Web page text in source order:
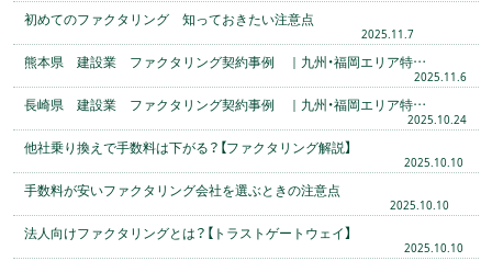
初めてのファクタリング 知っておきたい注意点
2025.11.7
熊本県 建設業 ファクタリング契約事例 ｜九州・福岡エリア特…
2025.11.6
長崎県 建設業 ファクタリング契約事例 ｜九州・福岡エリア特…
2025.10.24
他社乗り換えで手数料は下がる？【ファクタリング解説】
2025.10.10
手数料が安いファクタリング会社を選ぶときの注意点
2025.10.10
法人向けファクタリングとは？【トラストゲートウェイ】
2025.10.10